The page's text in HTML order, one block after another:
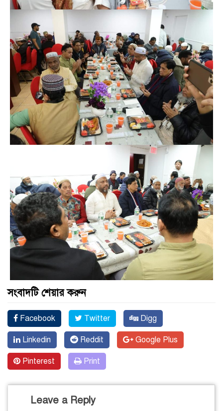
সংবাদটি শেয়ার করুন
Facebook Twitter Digg
Linkedin Reddit Google Plus
Pinterest Print
Leave a Reply